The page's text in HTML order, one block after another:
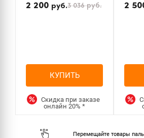
2 200 руб.3 036руб.
КУПИТЬ
Скидка при заказе
онлайн20%*
2